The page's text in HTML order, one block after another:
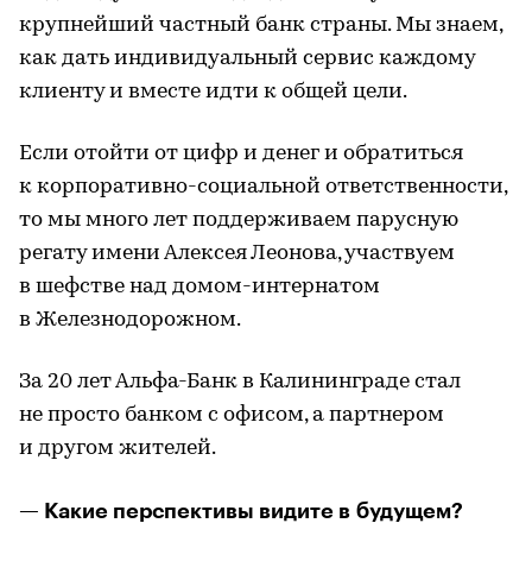
крупнейший частный банк страны. Мы знаем,
как дать индивидуальный сервис каждому
клиенту и вместе идти к общей цели.
Если отойти от цифр и денег и обратиться
к корпоративно-социальной ответственности,
то мы много лет поддерживаем парусную
регату имени Алексея Леонова, участвуем
в шефстве над домом-интернатом
в Железнодорожном.
За 20 лет Альфа-Банк в Калининграде стал
не просто банком с офисом, а партнером
и другом жителей.
— Какие перспективы видите в будущем?